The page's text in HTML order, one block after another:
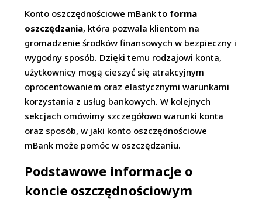
Konto oszczędnościowe mBank to forma
oszczędzania, która pozwala klientom na
gromadzenie środków finansowych w bezpieczny i
wygodny sposób. Dzięki temu rodzajowi konta,
użytkownicy mogą cieszyć się atrakcyjnym
oprocentowaniem oraz elastycznymi warunkami
korzystania z usług bankowych. W kolejnych
sekcjach omówimy szczegółowo warunki konta
oraz sposób, w jaki konto oszczędnościowe
mBank może pomóc w oszczędzaniu.
Podstawowe informacje o
koncie oszczędnościowym